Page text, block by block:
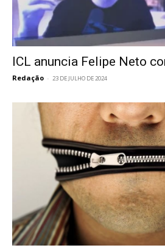
ICL anuncia Felipe Neto
Redação - 23 DE JULHO DE 2024